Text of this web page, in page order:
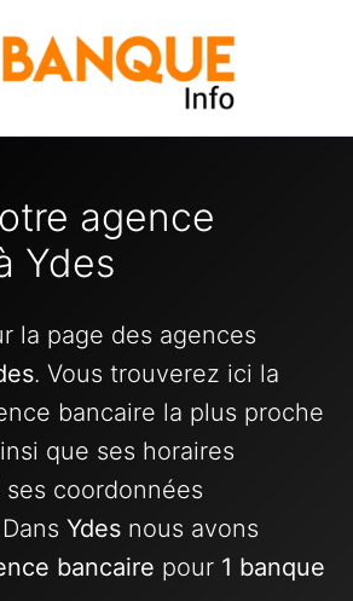
agence
Ydes
la page des agences
. Vous trouverez ici la
bancaire la plus proche
que ses horaires
coordonnées
Ydes nous avons
bancaire pour 1 banque